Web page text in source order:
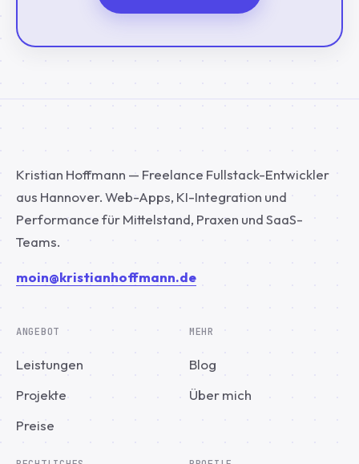
Kristian Hoffmann — Freelance Fullstack-Entwickler
aus Hannover. Web-Apps, KI-Integration und
Performance für Mittelstand, Praxen und SaaS-
Teams.
moin@kristianhoffmann.de
ANGEBOT
Leistungen
Projekte
Preise
MEHR
Blog
Über mich